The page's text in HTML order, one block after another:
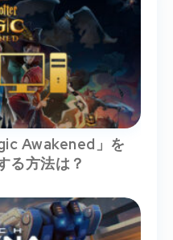
Awakened」を
る方法は？